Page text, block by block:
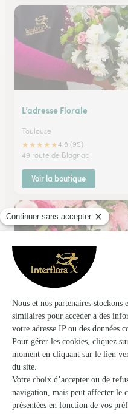
L’adresse Florale
Toulouse
★★★★★4.8 (95)
49 route de Blagnac
Voir la boutique
Les Jardins D’alice
Toulouse
★ ★★★ ★4.1 (95)
5 rue Théodore Ozenne
Voir la boutique